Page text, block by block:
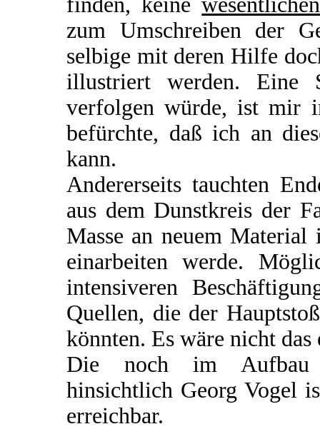
zum Umschreiben der
selbige mit deren Hilfe
illustriert werden. Eine
verfolgen würde, ist mir
befürchte, daß ich an
kann.
Andererseits tauchten
aus dem Dunstkreis der
Masse an neuem Material
einarbeiten werde.
intensiveren
Quellen, die der
könnten. Es wäre nicht
Die noch im Aufbau
hinsichtlich Georg Vogel
erreichbar.